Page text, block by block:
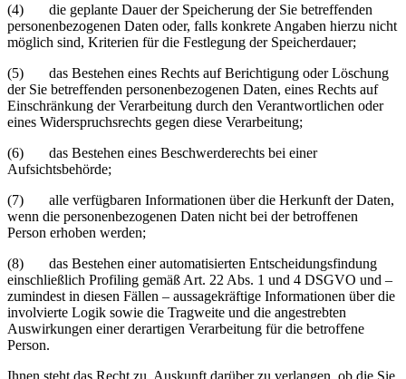
(4) die geplante Dauer der Speicherung der Sie betreffenden
personenbezogenen Daten oder, falls konkrete Angaben hierzu nicht
möglich sind, Kriterien für die Festlegung der Speicherdauer;
(5) das Bestehen eines Rechts auf Berichtigung oder Löschung
der Sie betreffenden personenbezogenen Daten, eines Rechts auf
Einschränkung der Verarbeitung durch den Verantwortlichen oder
eines Widerspruchsrechts gegen diese Verarbeitung;
(6) das Bestehen eines Beschwerderechts bei einer
Aufsichtsbehörde;
(7) alle verfügbaren Informationen über die Herkunft der Daten,
wenn die personenbezogenen Daten nicht bei der betroffenen
Person erhoben werden;
(8) das Bestehen einer automatisierten Entscheidungsfindung
einschließlich Profiling gemäß Art. 22 Abs. 1 und 4 DSGVO und –
zumindest in diesen Fällen – aussagekräftige Informationen über die
involvierte Logik sowie die Tragweite und die angestrebten
Auswirkungen einer derartigen Verarbeitung für die betroffene
Person.
Ihnen steht das Recht zu, Auskunft darüber zu verlangen, ob die Sie